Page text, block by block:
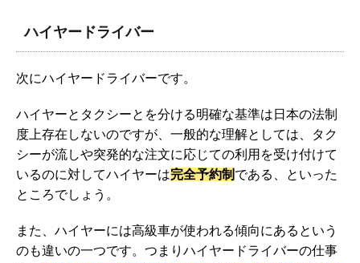
ハイヤードライバー
次にハイヤードライバーです。
ハイヤーとタクシーとを分ける明確な基準は日本の法制
度上存在しないのですが、一般的な理解としては、タク
シーが流しや突発的な注文に応じての利用を受け付けて
いるのに対してハイヤーは完全予約制 である、といった
ところでしょう。
また、ハイヤーには高級車が使われる傾向にあるという
のも違いの一つです。つまりハイヤードライバーの仕事